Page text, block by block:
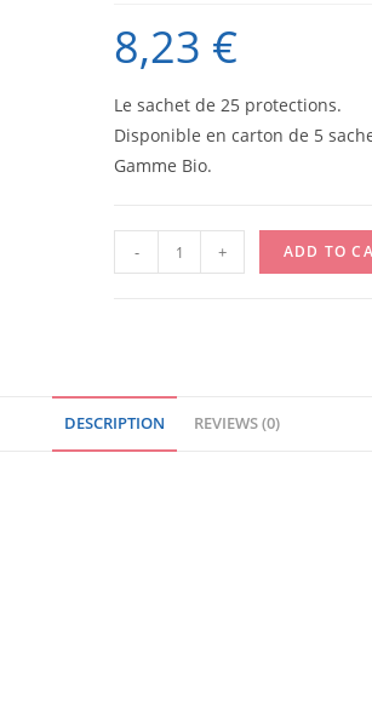
8,23 €
Le sachet de 25 protections.
Disponible en carton de 5
Gamme Bio.
MOLTEX
JUNIOR
/
SACHET
quantity
- + ADD TO
DESCRIPTION REVIEWS (0)